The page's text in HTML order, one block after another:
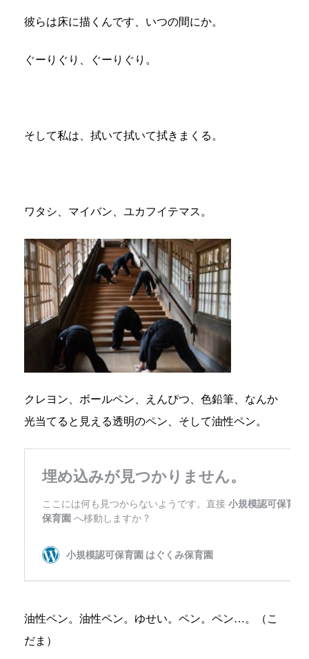
彼らは床に描くんです、いつの間にか。
ぐーりぐり、ぐーりぐり。
そして私は、拭いて拭いて拭きまくる。
ワタシ、マイバン、ユカフイテマス。
クレヨン、ボールペン、えんぴつ、色鉛筆、なんか
光当てると見える透明のペン、そして油性ペン。
油性ペン。油性ペン。ゆせい。ペン。ペン…。（こ
だま）